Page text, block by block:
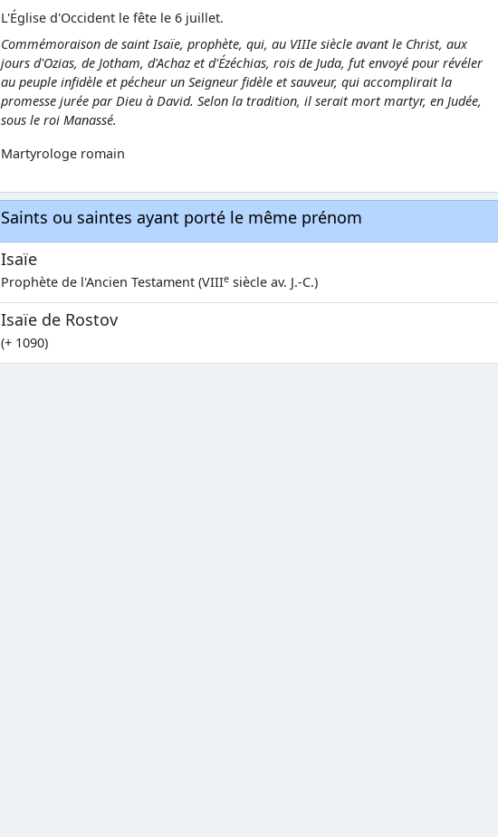
L'Église d'Occident le fête le 6 juillet.
Commémoraison de saint Isaïe, prophète, qui, au VIIIe siècle avant le Christ, aux
jours d'Ozias, de Jotham, d'Achaz et d'Ézéchias, rois de Juda, fut envoyé pour révéler
au peuple infidèle et pécheur un Seigneur fidèle et sauveur, qui accomplirait la
promesse jurée par Dieu à David. Selon la tradition, il serait mort martyr, en Judée,
sous le roi Manassé.
Martyrologe romain
Saints ou saintes ayant porté le même prénom
Isaïe
Prophète de l'Ancien Testament (VIIIe siècle av. J.-C.)
Isaïe de Rostov
(+ 1090)